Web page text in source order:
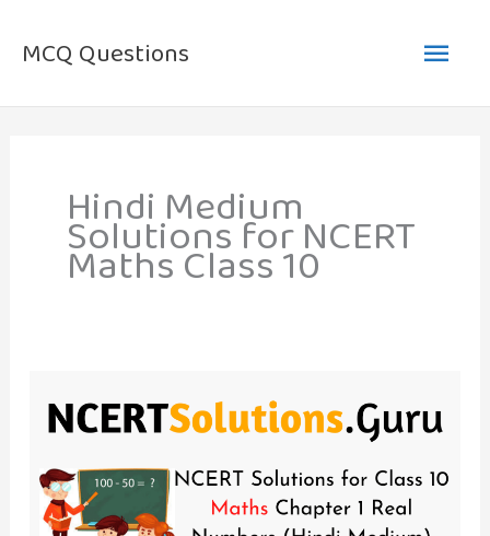
MCQ Questions
Main
Hindi Medium
Solutions for NCERT
Maths Class 10